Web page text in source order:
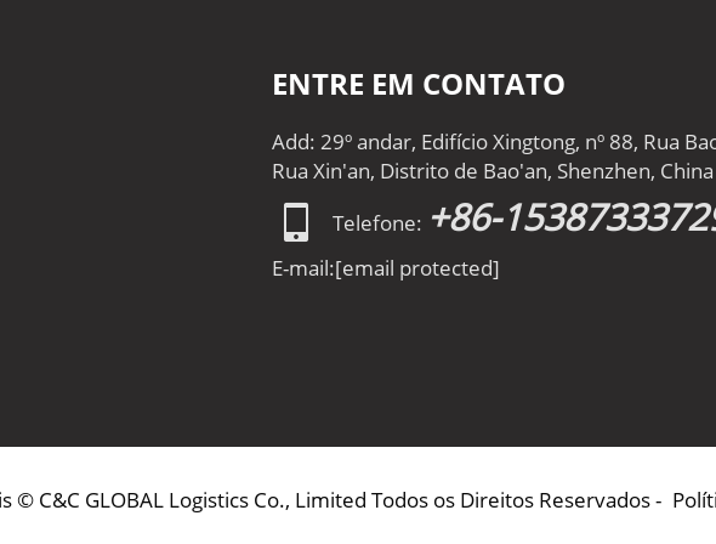
ENTRE EM CONTATO
Add: 29º andar, Edifício Xingtong, nº 88, Rua
Rua Xin'an, Distrito de Bao'an, Shenzhen, China
Telefone: +86-
E-mail:[email protected]
© C&C GLOBAL Logistics Co., Limited Todos os Direitos Reservados -